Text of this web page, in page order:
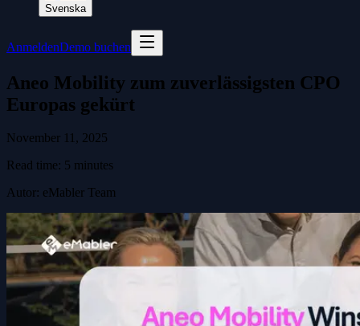
Svenska
AnmeldenDemo buchen
Aneo Mobility zum zuverlässigsten CPO
Europas gekürt
November 11, 2025
Read time: 5 minutes
Autor: eMabler Team